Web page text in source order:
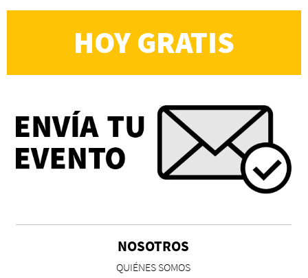
HOY GRATIS
NOSOTROS
QUIÉNES SOMOS